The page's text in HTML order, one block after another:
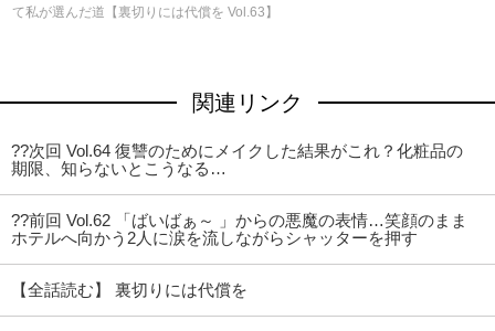
て私が選んだ道【裏切りには代償を Vol.63】
関連リンク
??次回 Vol.64 復讐のためにメイクした結果がこれ？化粧品の
期限、知らないとこうなる…
??前回 Vol.62 「ばいばぁ～ 」からの悪魔の表情…笑顔のまま
ホテルへ向かう2人に涙を流しながらシャッターを押す
【全話読む】 裏切りには代償を